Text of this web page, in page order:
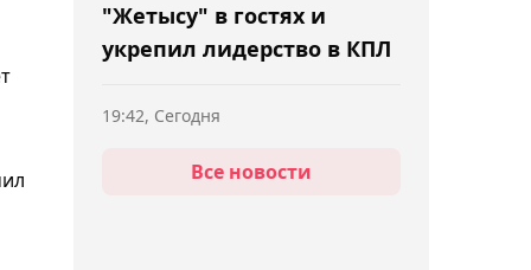
"Жетысу" в гостях и
укрепил лидерство в КПЛ
Жалгасбай пробился в
19:42, Сегодня
Все новости